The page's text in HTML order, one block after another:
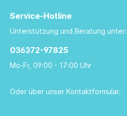
Service-Hotline
Unterstützung und Beratung unter:
036372-97825
Mo-Fr, 09:00 - 17:00 Uhr
Oder über unser Kontaktformular.